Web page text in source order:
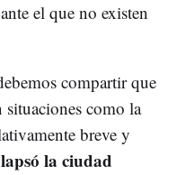
el que no existen
compartir que
situaciones como la
breve y
la ciudad